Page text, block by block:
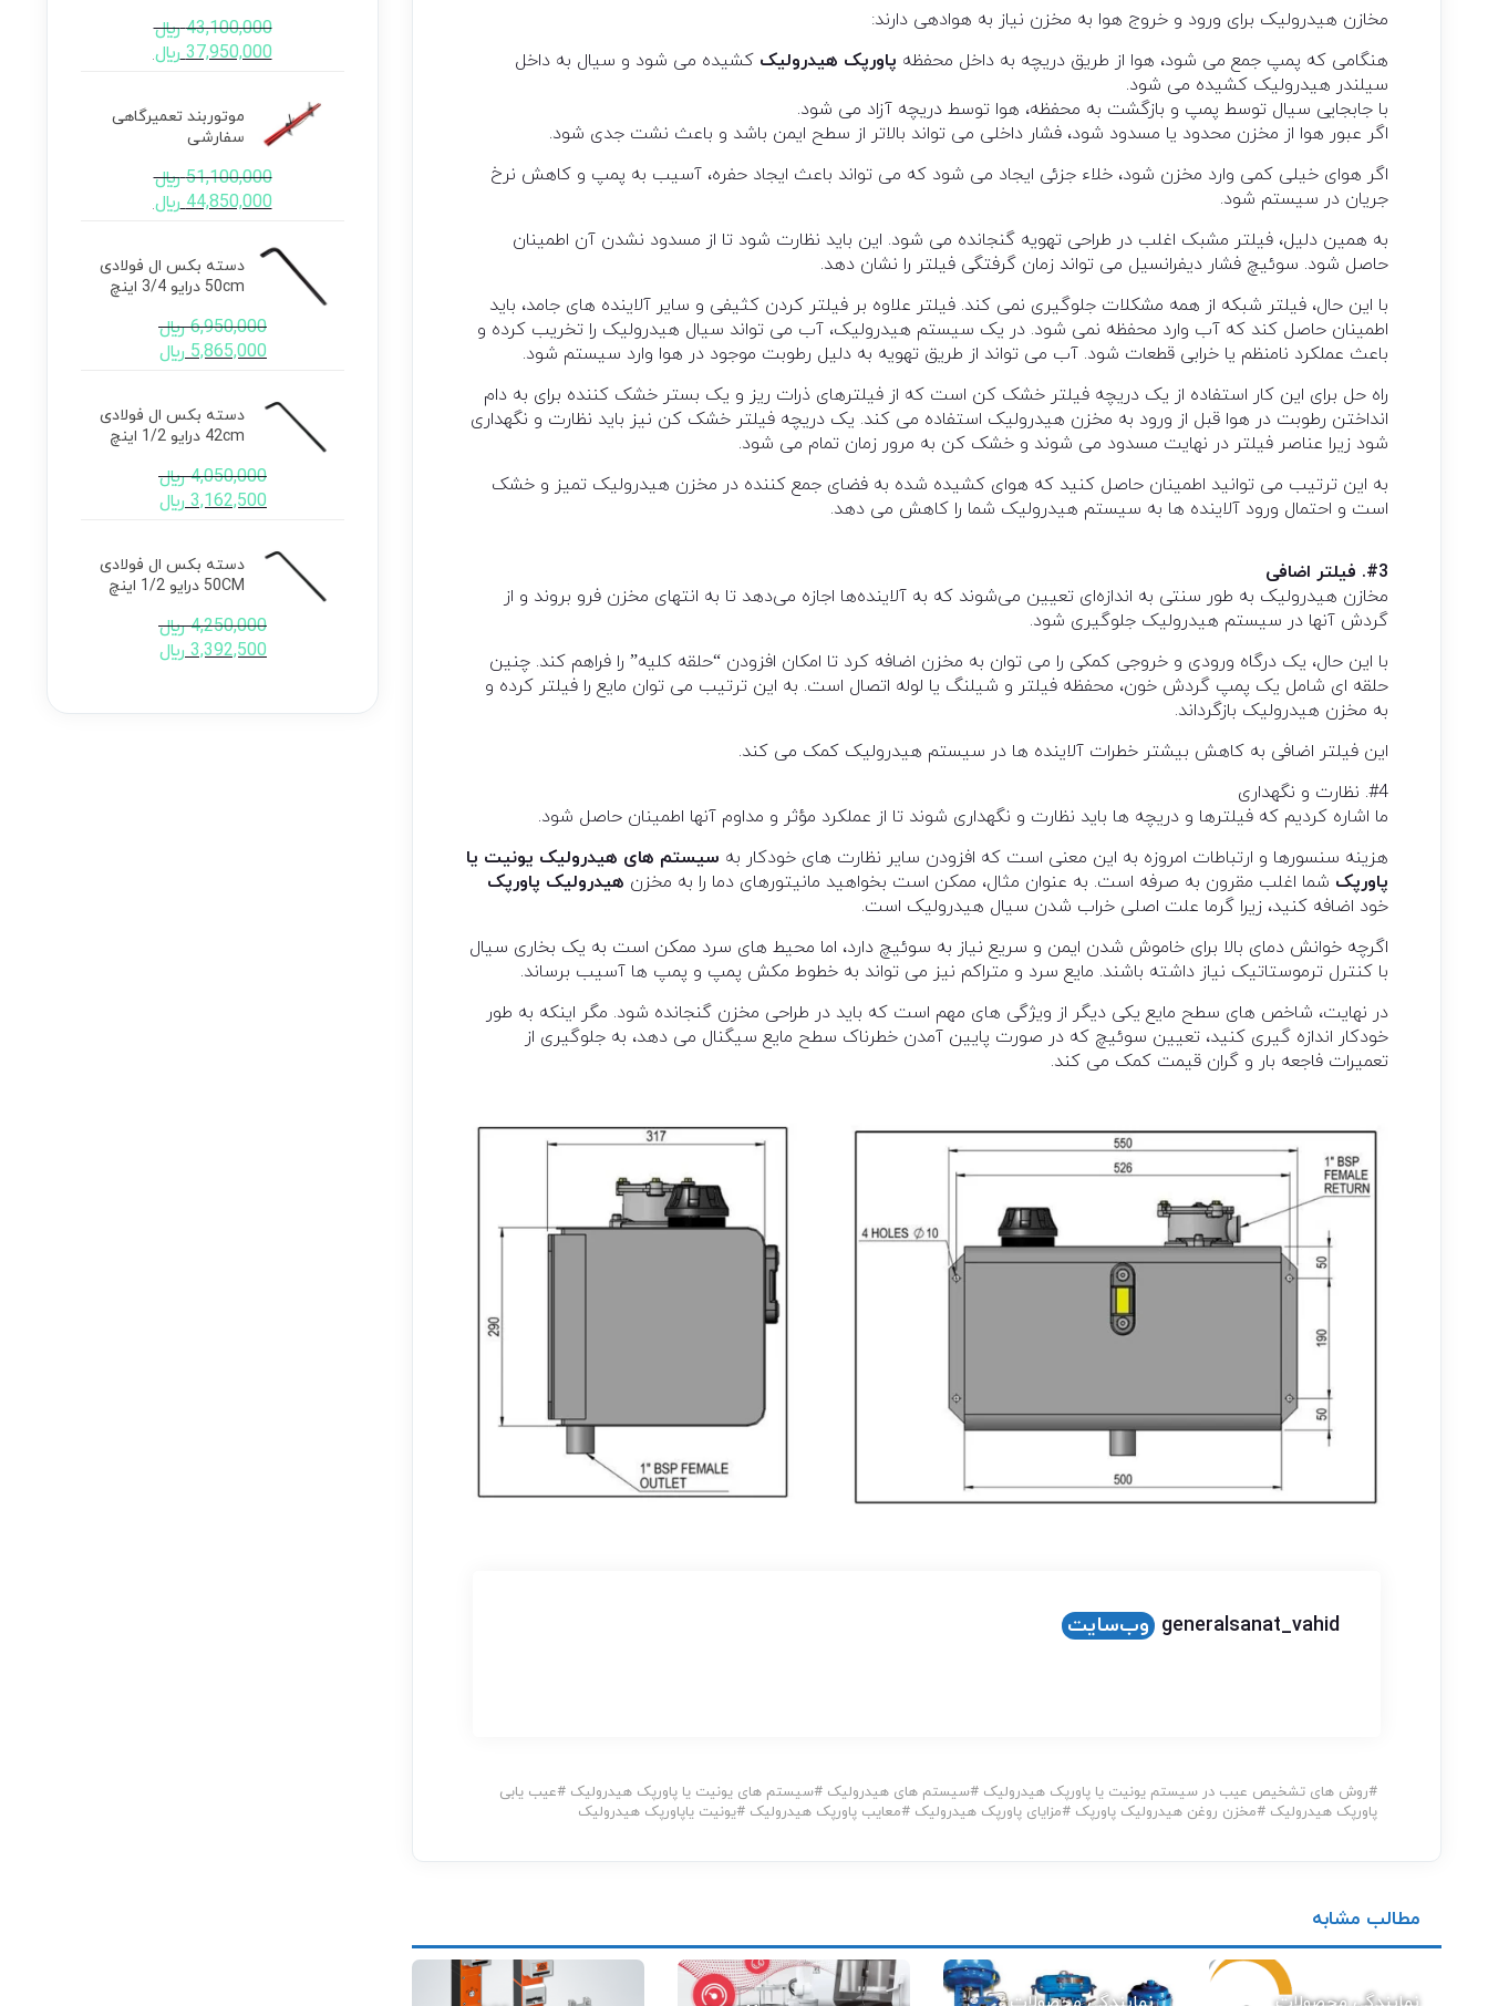
مخازن هیدرولیک برای ورود و خروج هوا به مخزن نیاز به هوادهی دارند:
هنگامی که پمپ جمع می شود، هوا از طریق دریچه به داخل محفظه پاورپک هیدرولیک کشیده می شود و سیال به داخل
سیلندر هیدرولیک کشیده می شود.
با جابجایی سیال توسط پمپ و بازگشت به محفظه، هوا توسط دریچه آزاد می شود.
اگر عبور هوا از مخزن محدود یا مسدود شود، فشار داخلی می تواند بالاتر از سطح ایمن باشد و باعث نشت جدی شود.
اگر هوای خیلی کمی وارد مخزن شود، خلاء جزئی ایجاد می شود که می تواند باعث ایجاد حفره، آسیب به پمپ و کاهش نرخ
جریان در سیستم شود.
به همین دلیل، فیلتر مشبک اغلب در طراحی تهویه گنجانده می شود. این باید نظارت شود تا از مسدود نشدن آن اطمینان
حاصل شود. سوئیچ فشار دیفرانسیل می تواند زمان گرفتگی فیلتر را نشان دهد.
با این حال، فیلتر شبکه از همه مشکلات جلوگیری نمی کند. فیلتر علاوه بر فیلتر کردن کثیفی و سایر آلاینده های جامد، باید
اطمینان حاصل کند که آب وارد محفظه نمی شود. در یک سیستم هیدرولیک، آب می تواند سیال هیدرولیک را تخریب کرده و
باعث عملکرد نامنظم یا خرابی قطعات شود. آب می تواند از طریق تهویه به دلیل رطوبت موجود در هوا وارد سیستم شود.
راه حل برای این کار استفاده از یک دریچه فیلتر خشک کن است که از فیلترهای ذرات ریز و یک بستر خشک کننده برای به دام
انداختن رطوبت در هوا قبل از ورود به مخزن هیدرولیک استفاده می کند. یک دریچه فیلتر خشک کن نیز باید نظارت و نگهداری
شود زیرا عناصر فیلتر در نهایت مسدود می شوند و خشک کن به مرور زمان تمام می شود.
به این ترتیب می توانید اطمینان حاصل کنید که هوای کشیده شده به فضای جمع کننده در مخزن هیدرولیک تمیز و خشک
است و احتمال ورود آلاینده ها به سیستم هیدرولیک شما را کاهش می دهد.
#3. فیلتر اضافی
مخازن هیدرولیک به طور سنتی به اندازه‌ای تعیین می‌شوند که به آلاینده‌ها اجازه می‌دهد تا به انتهای مخزن فرو بروند و از
گردش آنها در سیستم هیدرولیک جلوگیری شود.
با این حال، یک درگاه ورودی و خروجی کمکی را می توان به مخزن اضافه کرد تا امکان افزودن “حلقه کلیه” را فراهم کند. چنین
حلقه ای شامل یک پمپ گردش خون، محفظه فیلتر و شیلنگ یا لوله اتصال است. به این ترتیب می توان مایع را فیلتر کرده و
به مخزن هیدرولیک بازگرداند.
این فیلتر اضافی به کاهش بیشتر خطرات آلاینده ها در سیستم هیدرولیک کمک می کند.
#4. نظارت و نگهداری
ما اشاره کردیم که فیلترها و دریچه ها باید نظارت و نگهداری شوند تا از عملکرد مؤثر و مداوم آنها اطمینان حاصل شود.
هزینه سنسورها و ارتباطات امروزه به این معنی است که افزودن سایر نظارت های خودکار به سیستم های هیدرولیک یونیت یا
پاورپک شما اغلب مقرون به صرفه است. به عنوان مثال، ممکن است بخواهید مانیتورهای دما را به مخزن هیدرولیک پاورپک
خود اضافه کنید، زیرا گرما علت اصلی خراب شدن سیال هیدرولیک است.
اگرچه خوانش دمای بالا برای خاموش شدن ایمن و سریع نیاز به سوئیچ دارد، اما محیط های سرد ممکن است به یک بخاری سیال
با کنترل ترموستاتیک نیاز داشته باشند. مایع سرد و متراکم نیز می تواند به خطوط مکش پمپ و پمپ ها آسیب برساند.
در نهایت، شاخص های سطح مایع یکی دیگر از ویژگی های مهم است که باید در طراحی مخزن گنجانده شود. مگر اینکه به طور
خودکار اندازه گیری کنید، تعیین سوئیچ که در صورت پایین آمدن خطرناک سطح مایع سیگنال می دهد، به جلوگیری از
تعمیرات فاجعه بار و گران قیمت کمک می کند.
generalsanat_vahid وب‌سایت
#روش های تشخیص عیب در سیستم یونیت یا پاورپک هیدرولیک #سیستم های هیدرولیک #سیستم های یونیت یا پاورپک هیدرولیک #عیب یابی
پاورپک هیدرولیک #مخزن روغن هیدرولیک پاورپک #مزایای پاورپک هیدرولیک #معایب پاورپک هیدرولیک #یونیت یاپاورپک هیدرولیک
مطالب مشابه
43,100,000 ﷼
37,950,000 ﷼
موتوربند تعمیرگاهی
سفارشی
51,100,000 ﷼
44,850,000 ﷼
دسته بکس ال فولادی
50cm درایو 3/4 اینچ
6,950,000 ﷼
5,865,000 ﷼
دسته بکس ال فولادی
42cm درایو 1/2 اینچ
4,050,000 ﷼
3,162,500 ﷼
دسته بکس ال فولادی
50CM درایو 1/2 اینچ
4,250,000 ﷼
3,392,500 ﷼